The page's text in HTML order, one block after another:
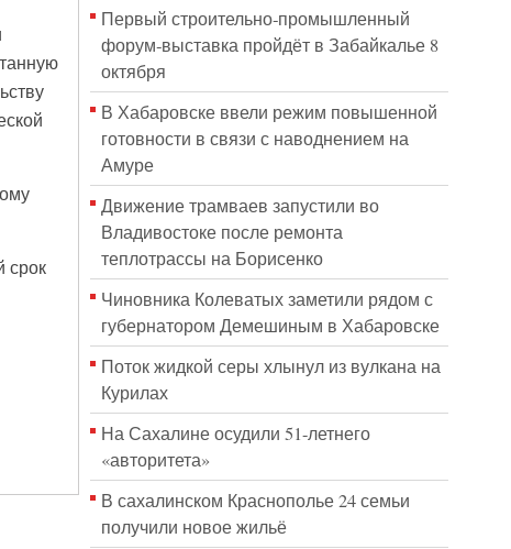
срок
Первый строительно‑промышленный
форум‑выставка пройдёт в Забайкалье 8
октября
В Хабаровске ввели режим повышенной
готовности в связи с наводнением на
Амуре
Движение трамваев запустили во
Владивостоке после ремонта
теплотрассы на Борисенко
Чиновника Колеватых заметили рядом с
губернатором Демешиным в Хабаровске
Поток жидкой серы хлынул из вулкана на
Курилах
На Сахалине осудили 51-летнего
«авторитета»
В сахалинском Краснополье 24 семьи
получили новое жильё